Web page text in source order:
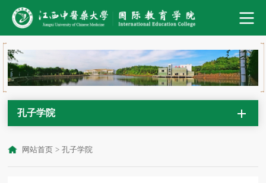
孔子学院
网站首页 > 孔子学院